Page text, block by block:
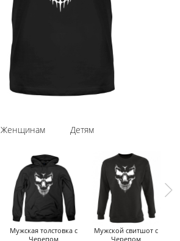
Женщинам Детям
Мужская толстовка с
Черепом
Мужской свитшот с
Черепом